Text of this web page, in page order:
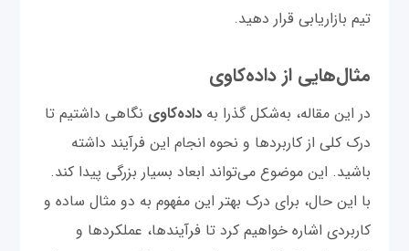
تیم بازاریابی قرار دهید.
مثال‌هایی از داده‌کاوی
در این مقاله، به‌شکل گذرا بهداده‌کاوی نگاهی داشتیم تا
درک کلی از کاربردها و نحوه انجام این فرآیند داشته
باشید. این موضوع می‌تواند ابعاد بسیار بزرگی پیدا کند.
با این حال، برای درک بهتر این مفهوم به دو مثال ساده و
کاربردی اشاره خواهیم کرد تا فرآیندها، عملکردها و